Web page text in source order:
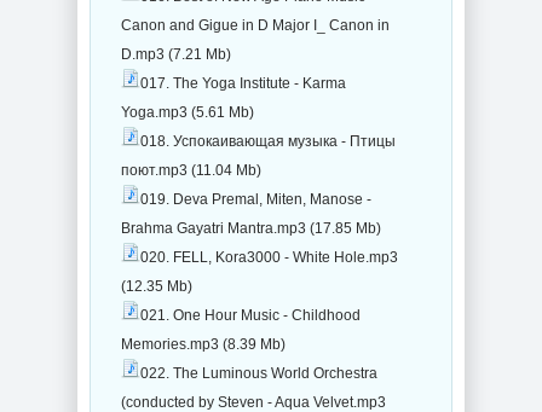
Canon and Gigue in D Major I_ Canon in
D.mp3 (7.21 Mb)
017. The Yoga Institute - Karma
Yoga.mp3 (5.61 Mb)
018. Успокаивающая музыка - Птицы
поют.mp3 (11.04 Mb)
019. Deva Premal, Miten, Manose -
Brahma Gayatri Mantra.mp3 (17.85 Mb)
020. FELL, Kora3000 - White Hole.mp3
(12.35 Mb)
021. One Hour Music - Childhood
Memories.mp3 (8.39 Mb)
022. The Luminous World Orchestra
(conducted by Steven - Aqua Velvet.mp3